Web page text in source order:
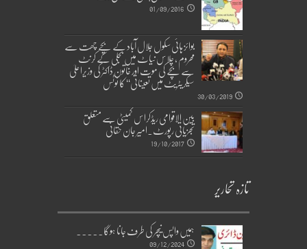
01/09/2016
بوائز ہائی سکول جلال آباد کے بچے چھت سے
محروم ، چلاس نیاٹ میں بجلی کے کرنٹ
سے بچے کی موت اور خاتون ڈاکٹر کی وزیراعلیٰ
سیکریٹریٹ میں تعیناتی‘‘ کا نوٹس
30/03/2019
بین الاقوامی ریڈکراس کمیٹی سے متعلق
تجزیاتی رپورٹ۔امیر جان حقانی
19/10/2017
تازہ تحاریر
ہمیں واپس نیچر کی طرف جانا ہوگا۔۔۔۔۔
09/12/2024